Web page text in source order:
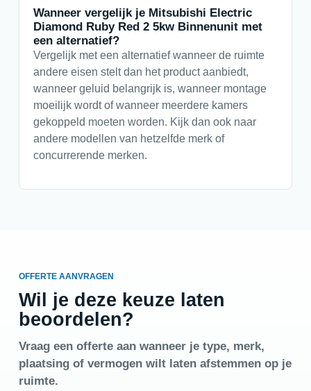
Wanneer vergelijk je Mitsubishi Electric
Diamond Ruby Red 2 5kw Binnenunit met
een alternatief?
Vergelijk met een alternatief wanneer de ruimte
andere eisen stelt dan het product aanbiedt,
wanneer geluid belangrijk is, wanneer montage
moeilijk wordt of wanneer meerdere kamers
gekoppeld moeten worden. Kijk dan ook naar
andere modellen van hetzelfde merk of
concurrerende merken.
OFFERTE AANVRAGEN
Wil je deze keuze laten
beoordelen?
Vraag een offerte aan wanneer je type, merk,
plaatsing of vermogen wilt laten afstemmen op je
ruimte.